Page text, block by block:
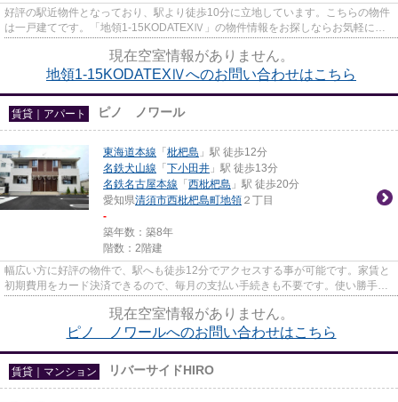
好評の駅近物件となっており、駅より徒歩10分に立地しています。こちらの物件
は一戸建てです。「地領1-15KODATEXⅣ」の物件情報をお探しならお気軽にお
現在空室情報がありません。
地領1-15KODATEXⅣへのお問い合わせはこちら
賃貸｜アパート ピノ ノワール
東海道本線 「 枇杷島 」駅 徒歩12分
名鉄犬山線 「 下小田井 」駅 徒歩13分
名鉄名古屋本線 「 西枇杷島 」駅 徒歩20分
愛知県清須市西枇杷島町地領 ２丁目
-
築年数：築8年
階数：2階建
幅広い方に好評の物件で、駅へも徒歩12分でアクセスする事が可能です。家賃と
初期費用をカード決済できるので、毎月の支払い手続きも不要です。使い勝手の
現在空室情報がありません。
ピノ ノワールへのお問い合わせはこちら
賃貸｜マンション リバーサイドHIRO